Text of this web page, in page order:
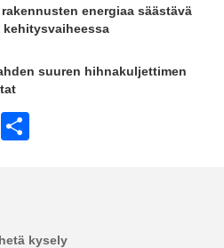
energiaa säästävä
suuren hihnakuljettimen
LinkedIn
kysely